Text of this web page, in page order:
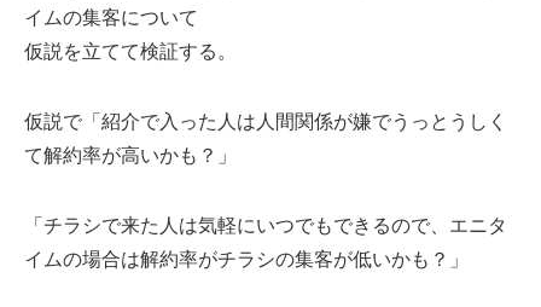
イムの集客について
仮説を立てて検証する。
仮説で「紹介で入った人は人間関係が嫌でうっとうしく
て解約率が高いかも？」
「チラシで来た人は気軽にいつでもできるので、エニタ
イムの場合は解約率がチラシの集客が低いかも？」